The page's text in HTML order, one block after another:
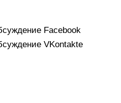
Facebook
VKontakte